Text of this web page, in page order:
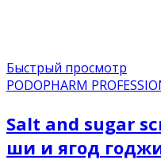
Быстрый просмотр
PODOPHARM
Salt and sugar
ши и ягод